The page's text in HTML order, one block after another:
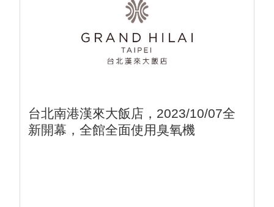
台北南港漢來大飯店，2023/10/07全
新開幕，全館全面使用臭氧機